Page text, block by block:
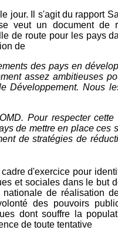
jour. Il s'agit du rapport
veut un document de
de route pour les pays
de
des pays en
assez ambitieuses
Développement. Nous
Pour respecter
de mettre en place ces
de stratégies de
d'exercice pour
et sociales dans le but
de réalisation
des pouvoirs
dont souffre la
de toute tentative